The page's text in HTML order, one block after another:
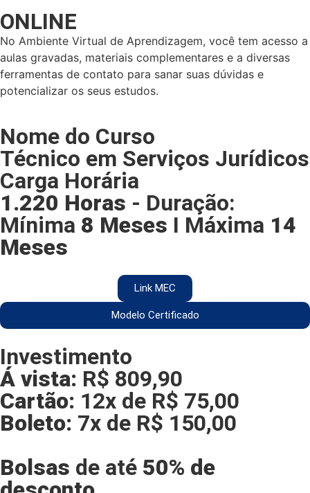
ONLINE
No Ambiente Virtual de Aprendizagem, você tem acesso a
aulas gravadas, materiais complementares e a diversas
ferramentas de contato para sanar suas dúvidas e
potencializar os seus estudos.
Nome do Curso
Técnico em Serviços Jurídicos
Carga Horária
1.220 Horas - Duração:
Mínima 8 Meses I Máxima 14
Meses
Link MEC
Modelo Certificado
Investimento
Á vista: R$ 809,90
Cartão: 12x de R$ 75,00
Boleto: 7x de R$ 150,00
Bolsas de até 50% de